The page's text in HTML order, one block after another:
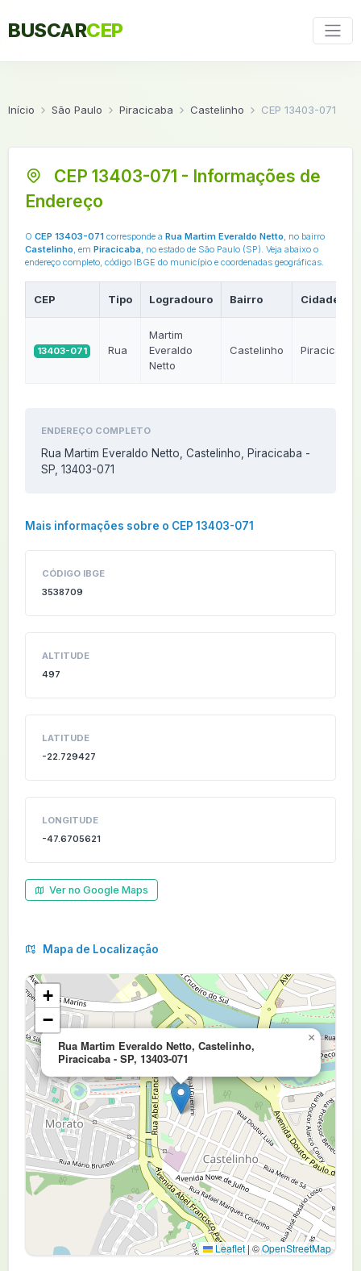
BUSCARCEP
Início São Paulo Piracicaba Castelinho CEP 13403-071
CEP 13403-071 - Informações de
Endereço
O CEP 13403-071 corresponde a Rua Martim Everaldo Netto, no bairro
Castelinho, em Piracicaba, no estado de São Paulo (SP). Veja abaixo o
endereço completo, código IBGE do município e coordenadas geográficas.
CEP Tipo Logradouro Bairro Cidade
13403-071 Rua
Martim
Everaldo
Netto
Castelinho Piracicaba
ENDEREÇO COMPLETO
Rua Martim Everaldo Netto, Castelinho, Piracicaba -
SP, 13403-071
Mais informações sobre o CEP 13403-071
CÓDIGO IBGE
3538709
ALTITUDE
497
LATITUDE
-22.729427
LONGITUDE
-47.6705621
Ver no Google Maps
Mapa de Localização
Rua Martim Everaldo Netto, Castelinho,
Piracicaba - SP, 13403-071
×
+
−
Leaflet|©OpenStreetMap